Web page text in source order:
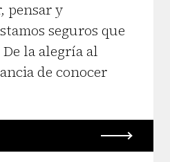
pensar y
seguros que
la alegría al
de conocer